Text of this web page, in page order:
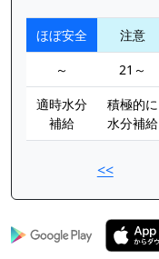
ほぼ安全 注意
～
21～
適時水分
補給
積極的に
水分補給
<<